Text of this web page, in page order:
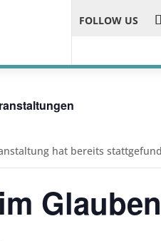
FOLLOW US
hat bereits
Glauben